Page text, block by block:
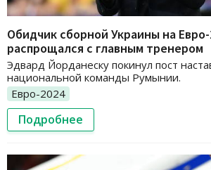
Обидчик сборной Украины на
распрощался с главным тренером
Эдвард Йорданеску покинул пост
национальной команды Румынии.
Евро-2024
Подробнее